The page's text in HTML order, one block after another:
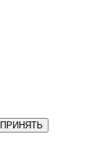
ПРИНЯТЬ